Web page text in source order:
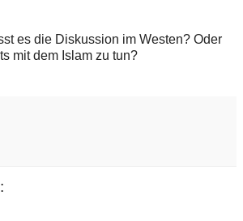
es die Diskussion im Westen? Oder
mit dem Islam zu tun?